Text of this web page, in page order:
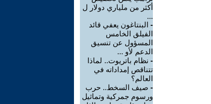
أكثر من ملياري دولار ل
...
- البنتاغون يعفي قائد
الفيلق الخامس
المسؤول عن تنسيق
الدعم لأو ...
- نظام باتريوت.. لماذا
تتناقص إمداداته في
العالم؟
- صيف السخط.. حرب
ورسوم جمركية وتماثيل